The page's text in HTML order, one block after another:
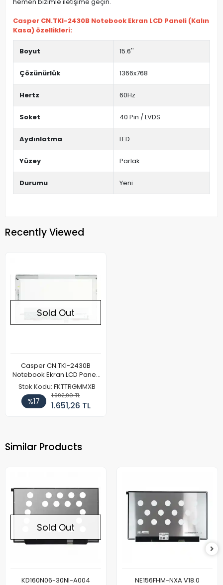
Casper CN.TKI-2430B Notebook Ekran LCD Paneli (Kalın
Kasa) özellikleri:
Boyut 15.6''
Çözünürlük 1366x768
Hertz 60Hz
Soket 40 Pin / LVDS
Aydınlatma LED
Yüzey Parlak
Durumu Yeni
Recently Viewed
Sold Out
Casper CN.TKI-2430B
Notebook Ekran LCD Paneli
(Kalın Kasa)
Stok Kodu: FKTTRGMMXB
%17
1.992,90 TL
1.651,26 TL
Similar Products
Sold Out
KD160N06-30NI-A004
NE156FHM-NXA V18.0